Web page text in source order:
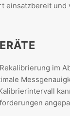
einsatzbereit und
im